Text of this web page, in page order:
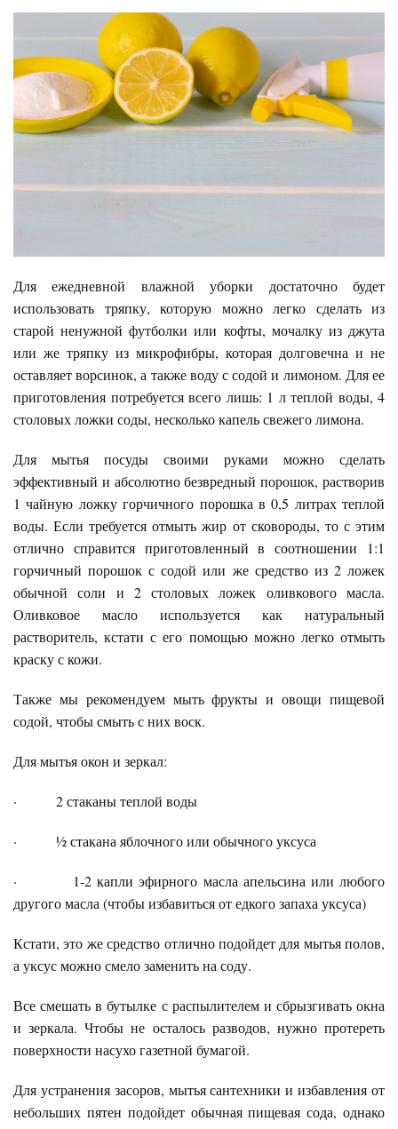
Для ежедневной влажной уборки достаточно будет
использовать тряпку, которую можно легко сделать из
старой ненужной футболки или кофты, мочалку из джута
или же тряпку из микрофибры, которая долговечна и не
оставляет ворсинок, а также воду с содой и лимоном. Для ее
приготовления потребуется всего лишь: 1 л теплой воды, 4
столовых ложки соды, несколько капель свежего лимона.
Для мытья посуды своими руками можно сделать
эффективный и абсолютно безвредный порошок, растворив
1 чайную ложку горчичного порошка в 0,5 литрах теплой
воды. Если требуется отмыть жир от сковороды, то с этим
отлично справится приготовленный в соотношении 1:1
горчичный порошок с содой или же средство из 2 ложек
обычной соли и 2 столовых ложек оливкового масла.
Оливковое масло используется как натуральный
растворитель, кстати с его помощью можно легко отмыть
краску с кожи.
Также мы рекомендуем мыть фрукты и овощи пищевой
содой, чтобы смыть с них воск.
Для мытья окон и зеркал:
· 2 стаканы теплой воды
· ½ стакана яблочного или обычного уксуса
· 1-2 капли эфирного масла апельсина или любого
другого масла (чтобы избавиться от едкого запаха уксуса)
Кстати, это же средство отлично подойдет для мытья полов,
а уксус можно смело заменить на соду.
Все смешать в бутылке с распылителем и сбрызгивать окна
и зеркала. Чтобы не осталось разводов, нужно протереть
поверхности насухо газетной бумагой.
Для устранения засоров, мытья сантехники и избавления от
небольших пятен подойдет обычная пищевая сода, однако